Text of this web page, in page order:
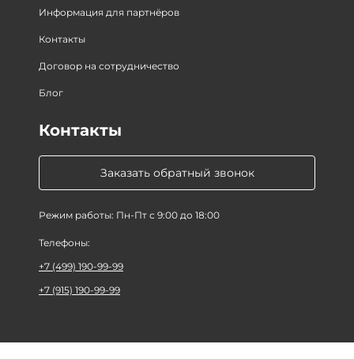
Информация для партнёров
Контакты
Договор на сотрудничество
Блог
Заказать обратный звонок
Режим работы: Пн-Пт с 9:00 до 18:00
Контакты
Телефоны:
+7 (499) 190-99-99
+7 (915) 190-99-99